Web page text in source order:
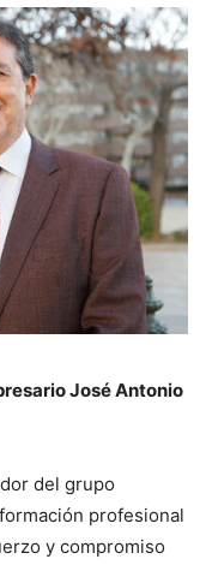
José Antonio
del grupo
profesional
y compromiso